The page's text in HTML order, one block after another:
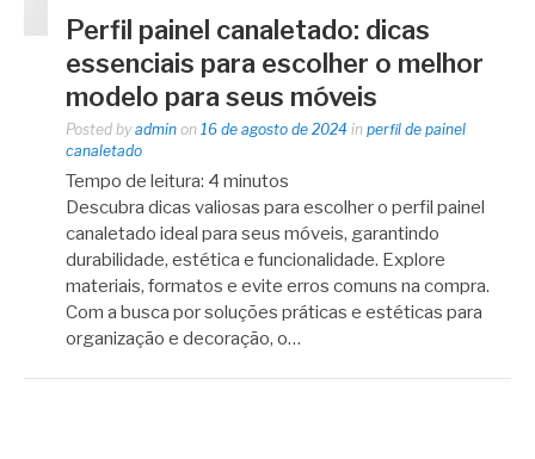
Perfil painel canaletado: dicas
essenciais para escolher o melhor
modelo para seus móveis
Posted by admin on 16 de agosto de 2024 in perfil de painel
canaletado
Tempo de leitura: 4 minutos
Descubra dicas valiosas para escolher o perfil painel
canaletado ideal para seus móveis, garantindo
durabilidade, estética e funcionalidade. Explore
materiais, formatos e evite erros comuns na compra.
Com a busca por soluções práticas e estéticas para
organização e decoração, o…